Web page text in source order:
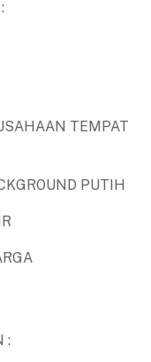
TEMPAT
PUTIH
: